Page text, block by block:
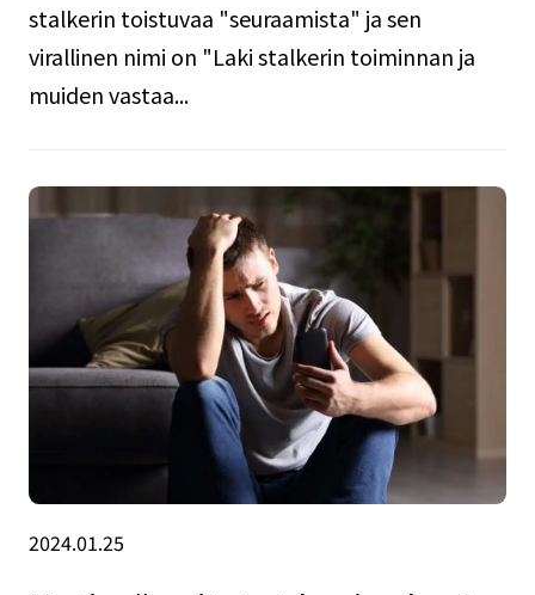
stalkerin toistuvaa "seuraamista" ja sen
virallinen nimi on "Laki stalkerin toiminnan ja
muiden vastaa...
2024.01.25